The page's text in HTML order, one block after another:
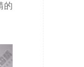
的